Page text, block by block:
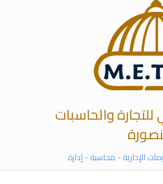
والحاسبات
الإدارية - محاسبة - إدارة